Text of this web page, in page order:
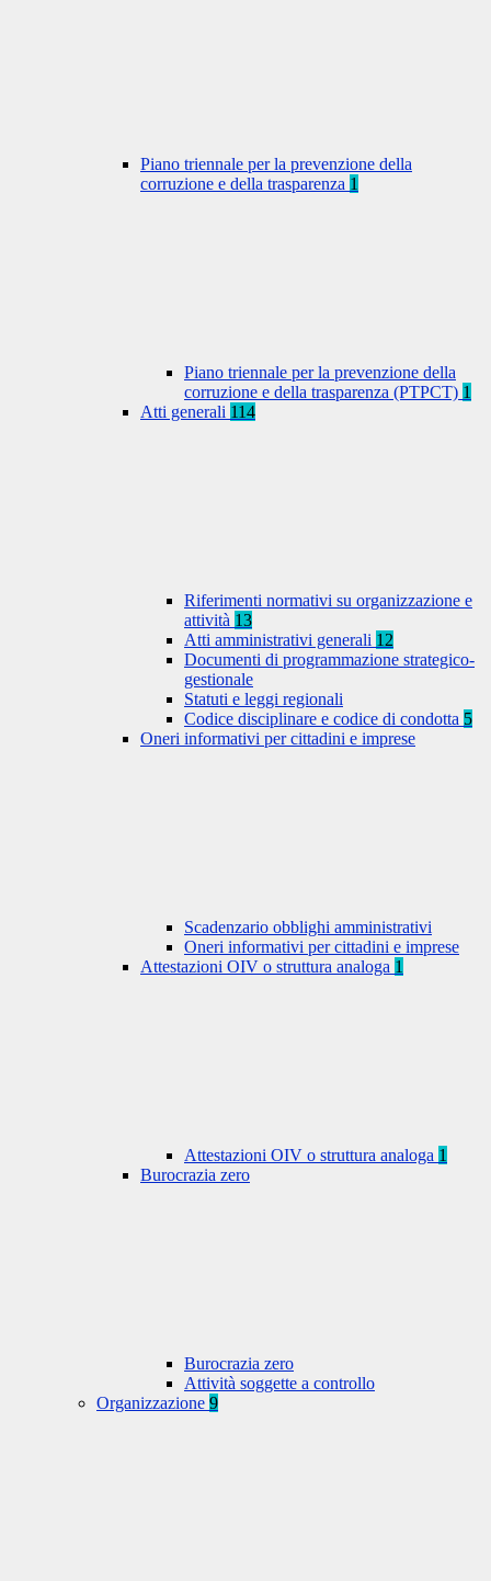
Piano triennale per la prevenzione della
corruzione e della trasparenza 1
Piano triennale per la prevenzione della
corruzione e della trasparenza (PTPCT) 1
Atti generali 114
Riferimenti normativi su organizzazione e
attività 13
Atti amministrativi generali 12
Documenti di programmazione strategico-
gestionale
Statuti e leggi regionali
Codice disciplinare e codice di condotta 5
Oneri informativi per cittadini e imprese
Scadenzario obblighi amministrativi
Oneri informativi per cittadini e imprese
Attestazioni OIV o struttura analoga 1
Attestazioni OIV o struttura analoga 1
Burocrazia zero
Burocrazia zero
Attività soggette a controllo
Organizzazione 9